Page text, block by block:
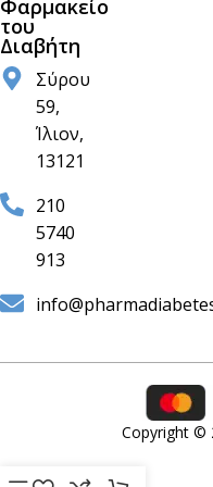
Φαρμακείο
του
Διαβήτη
Σύρου
59,
Ίλιον,
13121
210
5740
913
Copyright ©